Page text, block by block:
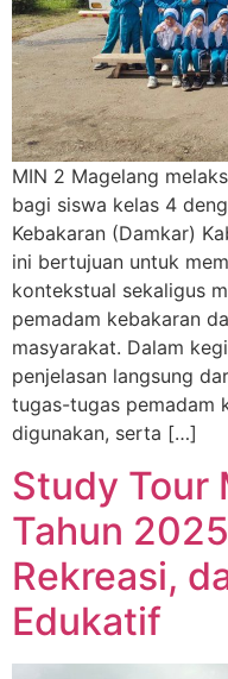
MIN 2 Magelang
bagi siswa kelas 4
Kebakaran (Damkar)
ini bertujuan untuk
kontekstual sekaligus
pemadam kebakaran
masyarakat. Dalam
penjelasan langsung
tugas-tugas pemadam
digunakan, serta […]
Study Tour
Tahun
Rekreasi,
Edukatif